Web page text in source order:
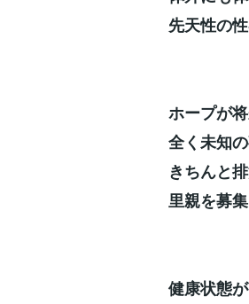
先天性の
ホープが
全く未知
きちんと
里親を募
健康状態